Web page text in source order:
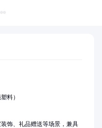
料）
饰、礼品赠送等场景，兼具